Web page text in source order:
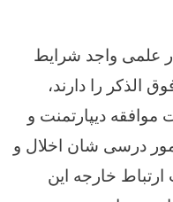
علمی واجد شرایط
الذکر را دارند،
دیپارتمنت و
درسی شان اخلال و
خارجه این